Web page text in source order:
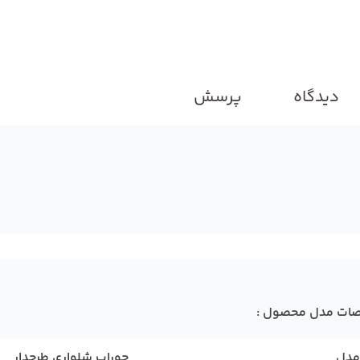
دیدگاه پرسش
مدل محصول :